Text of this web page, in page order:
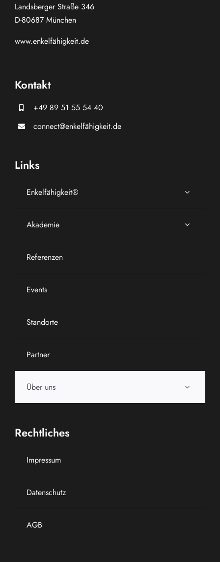
Landsberger Straße 346
D-80687 München
www.enkelfähigkeit.de
Kontakt
+49 89 51 55 54 40
connect@enkelfähigkeit.de
Links
Enkelfähigkeit®
Akademie
Referenzen
Events
Standorte
Partner
Über uns
Rechtliches
Impressum
Datenschutz
AGB